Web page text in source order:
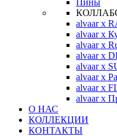
Пины
alvaar x
alvaar x
alvaar x
alvaar x
alvaar x
alvaar x
alvaar x
alvaar x
О НАС
КОЛЛЕКЦИИ
КОНТАКТЫ